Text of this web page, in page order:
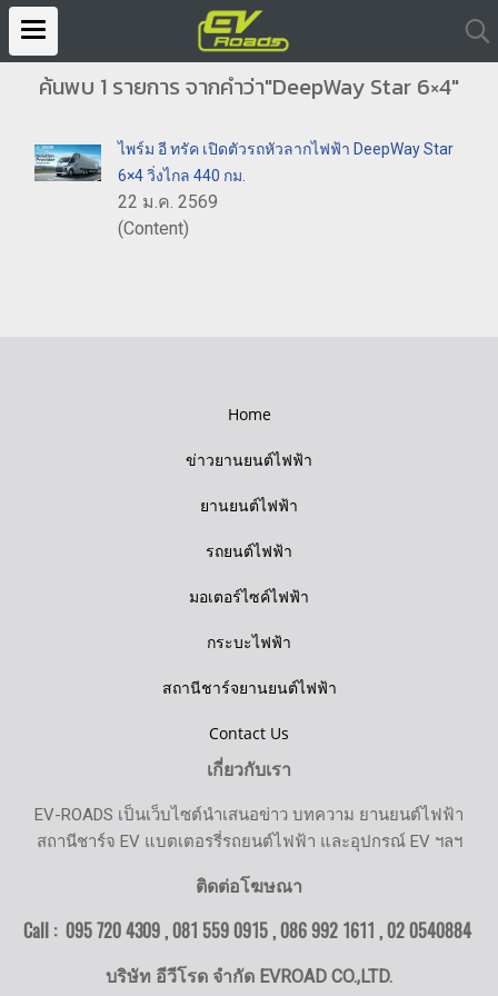
ค้นพบ 1 รายการ จากคำว่า"DeepWay Star 6×4"
ไพร์ม อี ทรัค เปิดตัวรถหัวลากไฟฟ้า DeepWay Star
6×4 วิ่งไกล 440 กม.
22 ม.ค. 2569
(Content)
Home
ข่าวยานยนต์ไฟฟ้า
ยานยนต์ไฟฟ้า
รถยนต์ไฟฟ้า
มอเตอร์ไซค์ไฟฟ้า
กระบะไฟฟ้า
สถานีชาร์จยานยนต์ไฟฟ้า
Contact Us
เกี่ยวกับเรา
EV-ROADS เป็นเว็บไซต์นำเสนอข่าว บทความ ยานยนต์ไฟฟ้า
สถานีชาร์จ EV แบตเตอรรี่รถยนต์ไฟฟ้า และอุปกรณ์ EV ฯลฯ
ติดต่อโฆษณา
Call : 095 720 4309 , 081 559 0915 , 086 992 1611 ,02 0540884
บริษัท อีวีโรด จำกัด EVROAD CO.,LTD.